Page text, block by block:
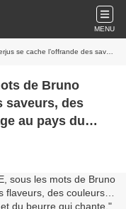
MENU
voyage au pays du petit rouget farfouilleur et du beurre qui chante.
de Bruno
saveurs, des
au pays du
qui chante.